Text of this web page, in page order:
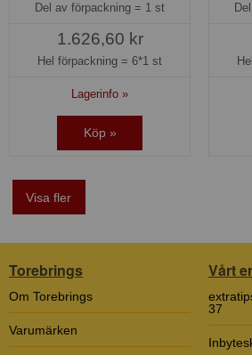
Del av förpackning = 1 st
1.626,60 kr
Hel förpackning = 6*1 st
Lagerinfo »
Köp »
Visa fler
Torebrings
Om Torebrings
Varumärken
Vårt
37